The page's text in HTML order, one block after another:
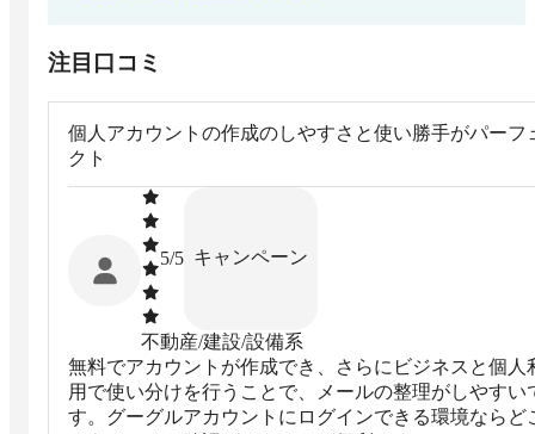
注目口コミ
個人アカウントの作成のしやすさと使い勝手がパーフ
クト
5/5 キャンペーン
不動産/建設/設備系
無料でアカウントが作成でき、さらにビジネスと個人
用で使い分けを行うことで、メールの整理がしやすい
す。グーグルアカウントにログインできる環境ならど